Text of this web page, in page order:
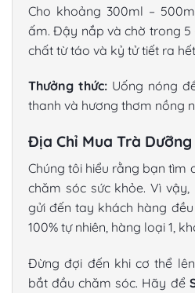
Cho khoảng 300ml –
ấm. Đậy nắp và chờ trong 5
chất từ táo và kỷ tử tiết ra
Thưởng thức:Uống nóng
thanh và hương thơm nồng
Địa Chỉ Mua Trà
Chúng tôi hiểu rằng bạn tìm
chăm sóc sức khỏe. Vì
gửi đến tay khách hàng
100% tự nhiên, hàng loại 1,
Đừng đợi đến khi cơ thể
bắt đầu chăm sóc. Hãy để